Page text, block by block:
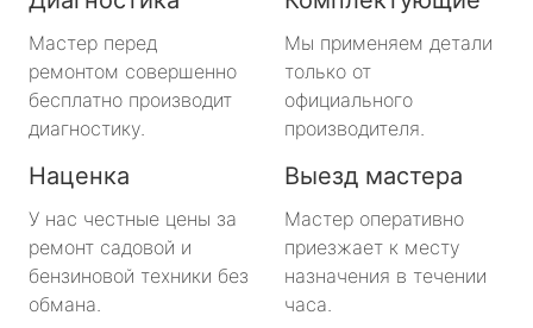
Мастер перед
ремонтом совершенно
бесплатно производит
диагностику.
Мы применяем детали
только от
официального
производителя.
Наценка
У нас честные цены за
ремонт садовой и
бензиновой техники без
обмана.
Выезд мастера
Мастер оперативно
приезжает к месту
назначения в течении
часа.